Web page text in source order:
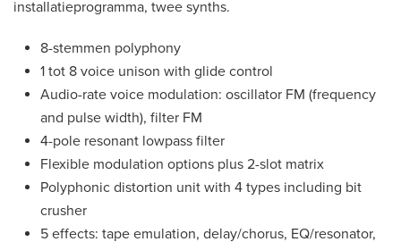
installatieprogramma, twee synths.
8-stemmen polyphony
1 tot 8 voice unison with glide control
Audio-rate voice modulation: oscillator FM (frequency
and pulse width), filter FM
4-pole resonant lowpass filter
Flexible modulation options plus 2-slot matrix
Polyphonic distortion unit with 4 types including bit
crusher
5 effects: tape emulation, delay/chorus, EQ/resonator,